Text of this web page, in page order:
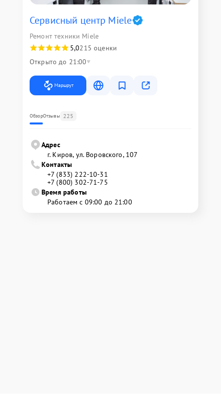
Сервисный центр Miele
Ремонт техники Miele
5,0215 оценки
Открыто до 21:00
Маршрут
ОбзорОтзывы 225
Адрес
г. Киров, ул. Воровского, 107
Контакты
+7 (833) 222-10-31
+7 (800) 302-71-75
Время работы
Работаем с 09:00 до 21:00